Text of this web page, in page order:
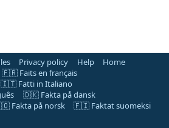
Privacy policy Help
Home
🇫🇷 Faits en français
🇮🇹 Fatti in Italiano
🇩🇰 Fakta på dansk
Fakta på norsk
🇫🇮 Faktat suomeksi